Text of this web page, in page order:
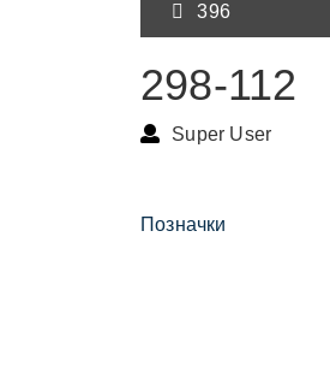
396
298-112
Super User
Позначки